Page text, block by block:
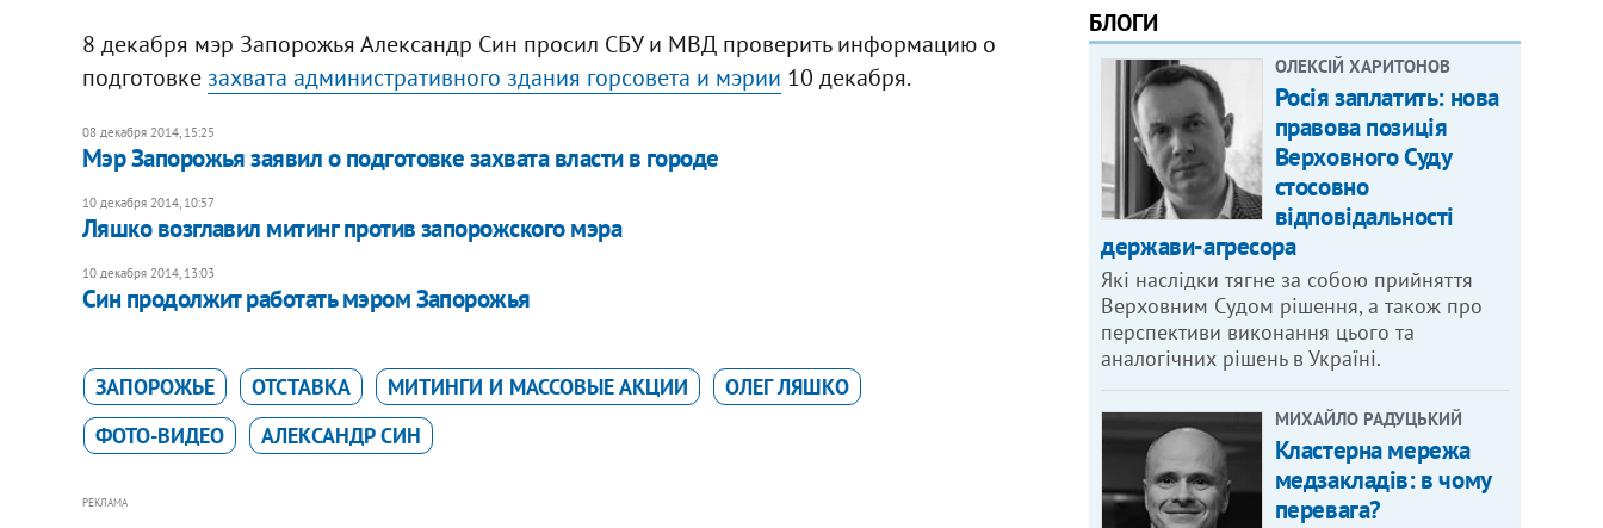
8 декабря мэр Запорожья Александр Син просил СБУ и МВД проверить информацию о
подготовке захвата административного здания горсовета и мэрии 10 декабря.
08 декабря 2014, 15:25
Мэр Запорожья заявил о подготовке захвата власти в городе
10 декабря 2014, 10:57
Ляшко возглавил митинг против запорожского мэра
10 декабря 2014, 13:03
Син продолжит работать мэром Запорожья
ЗАПОРОЖЬЕ ОТСТАВКА МИТИНГИ И МАССОВЫЕ АКЦИИ
ОЛЕГ ЛЯШКО
ФОТО-ВИДЕО
АЛЕКСАНДР СИН
РЕКЛАМА
БЛОГИ
ОЛЕКСІЙ ХАРИТОНОВ
Росія заплатить: нова
правова позиція
Верховного Суду
стосовно
відповідальності
держави-агресора
Які наслідки тягне за собою прийняття
Верховним Судом рішення, а також про
перспективи виконання цього та
аналогічних рішень в Україні.
МИХАЙЛО РАДУЦЬКИЙ
Кластерна мережа
медзакладів: в чому
перевага?